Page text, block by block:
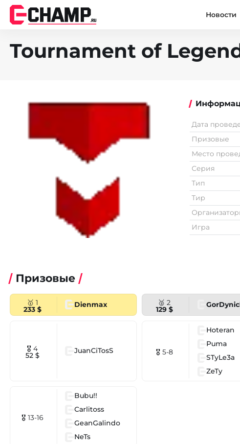
Новости
Tournament of
Дата
Призовые
Место
Серия
Тип
Тир
Игра
Призовые
🥇 1
233 $
Dienmax 🥈 2
129 $
🎖 4
52 $
JuanCiTosS 🎖 5-8
Hoteran
Puma
STyLe3a
ZeTy
🎖 13-16
Bubu!!
Carlitoss
GeanGalindo
NeTs